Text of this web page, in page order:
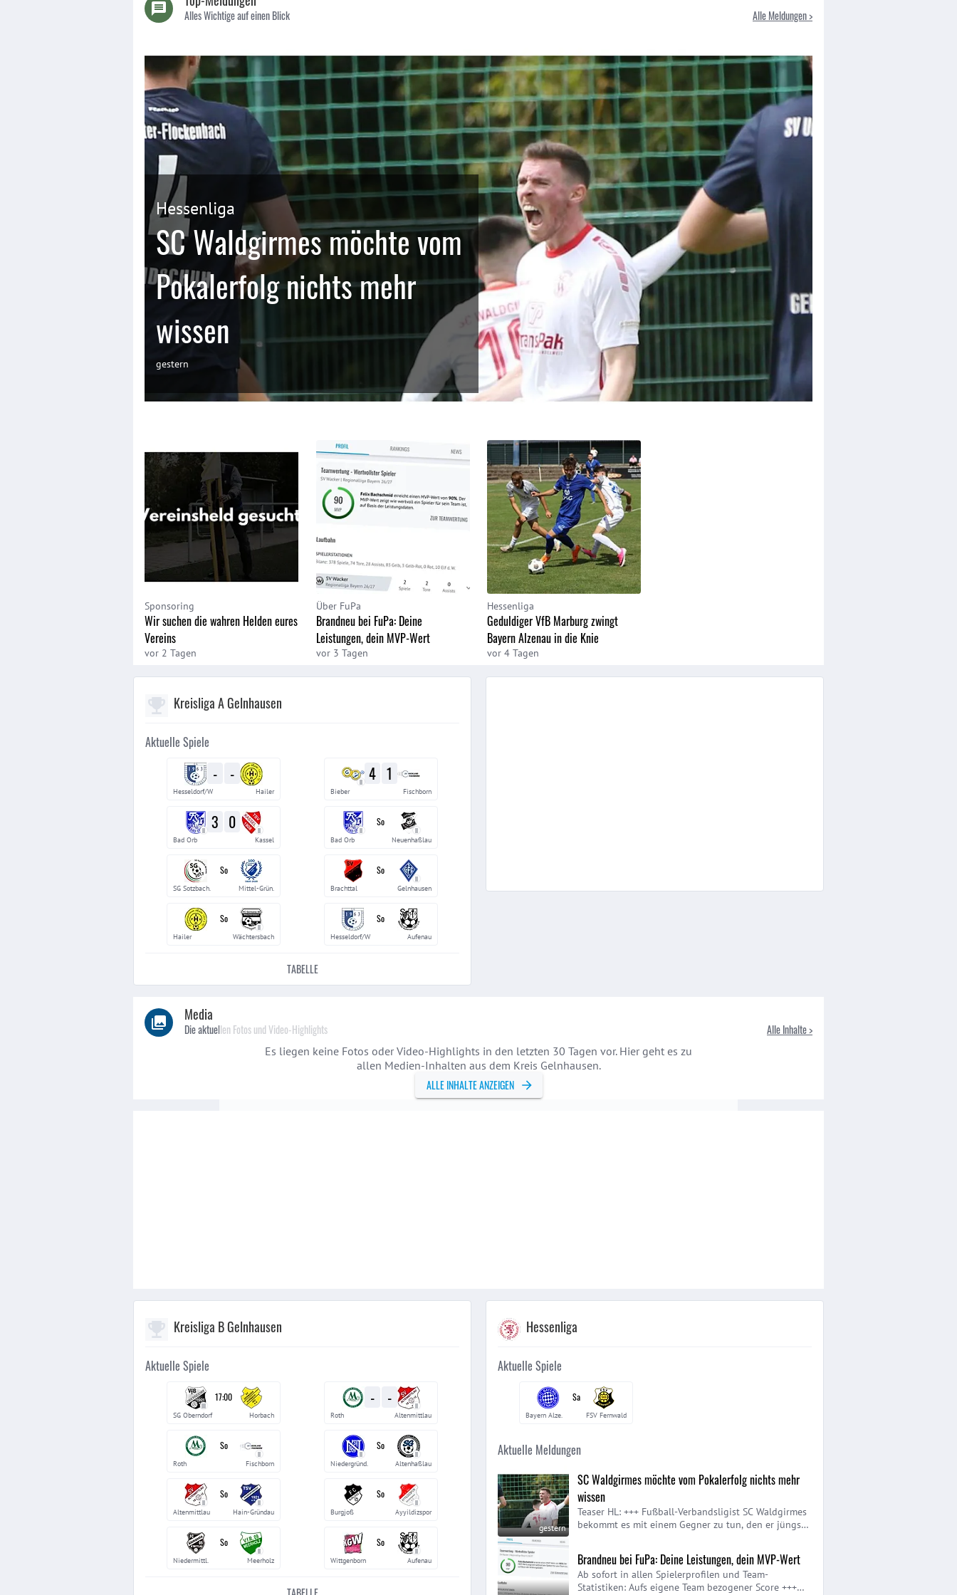
Alles Wichtige auf einen Blick Alle Meldungen >
Hessenliga
SC Waldgirmes möchte vom
Pokalerfolg nichts mehr
wissen
gestern
Sponsoring
Wir suchen die wahren Helden eures
Vereins
vor 2 Tagen
Über FuPa
Brandneu bei FuPa: Deine
Leistungen, dein MVP-Wert
vor 3 Tagen
Hessenliga
Geduldiger VfB Marburg zwingt
Bayern Alzenau in die Knie
vor 4 Tagen
Kreisliga A Gelnhausen
Aktuelle Spiele
- -
Hesseldorf/W Hailer
II 4 1
Bieber Fischborn
II 3 0 II
Bad Orb Kassel
II
So
II
Bad Orb Neuenhaßlau
So
SG Sotzbach. Mittel-Grün.
So
II
Brachttal Gelnhausen
So
II
Hailer Wächtersbach
So
Hesseldorf/W Aufenau
TABELLE
Media
Die aktuellen Fotos und Video-Highlights Alle Inhalte >
Es liegen keine Fotos oder Video-Highlights in den letzten 30 Tagen vor. Hier geht es zu
allen Medien-Inhalten aus dem Kreis Gelnhausen.
ALLE INHALTE ANZEIGEN
Kreisliga B Gelnhausen
Aktuelle Spiele
III
17:00
SG Oberndorf Horbach
- - II
Roth Altenmittlau
So
II
Roth Fischborn
II
So
II
Niedergründ. Altenhaßlau
II
So
II
Altenmittlau Hain-Gründau
So
II
Burgjoß Ayyildizspor
So
II
Niedermittl. Meerholz
So
II
Wittgenborn Aufenau
Hessenliga
Aktuelle Spiele
Sa
Bayern Alze. FSV Fernwald
Aktuelle Meldungen
gestern
SC Waldgirmes möchte vom Pokalerfolg nichts mehr
wissen
Teaser HL: +++ Fußball-Verbandsligist SC Waldgirmes
bekommt es mit einem Gegner zu tun, den er jüngst
Brandneu bei FuPa: Deine Leistungen, dein MVP-Wert
Ab sofort in allen Spielerprofilen und Team-
Statistiken: Aufs eigene Team bezogener Score +++